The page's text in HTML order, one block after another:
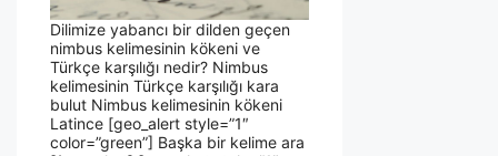
Dilimize yabancı bir dilden geçen
nimbus kelimesinin kökeni ve
Türkçe karşılığı nedir? Nimbus
kelimesinin Türkçe karşılığı kara
bulut Nimbus kelimesinin kökeni
Latince [geo_alert style=”1″
color=”green”] Başka bir kelime ara